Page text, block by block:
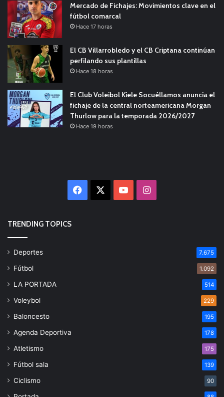
Mercado de Fichajes: Movimientos clave en el
fútbol comarcal
Hace 17 horas
El CB Villarrobledo y el CB Criptana continúan
perfilando sus plantillas
Hace 18 horas
El Club Voleibol Kiele Socuéllamos anuncia el
fichaje de la central norteamericana Morgan
Thurlow para la temporada 2026/2027
Hace 19 horas
Facebook YouTubeInstagram
TRENDING TOPICS
Deportes 7.675
Fútbol 1.092
LA PORTADA 514
Voleybol 229
Baloncesto 195
Agenda Deportiva 178
Atletismo 175
Fútbol sala 139
Ciclismo 90